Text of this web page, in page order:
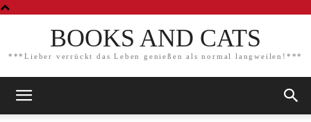
BOOKS AND CATS
***Lieber verrückt das Leben genießen als normal langweilen!***